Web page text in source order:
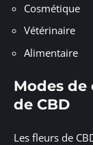
Cosmétique
Vétérinaire
Alimentaire
Modes
de CBD
Les fleurs de